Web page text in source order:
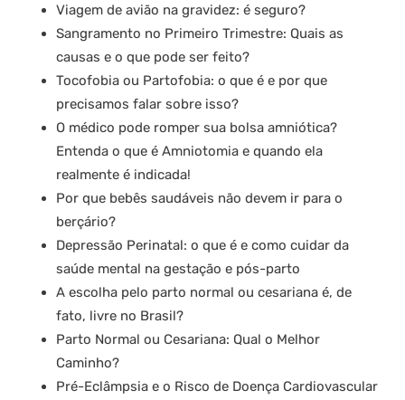
Viagem de avião na gravidez: é seguro?
Sangramento no Primeiro Trimestre: Quais as
causas e o que pode ser feito?
Tocofobia ou Partofobia: o que é e por que
precisamos falar sobre isso?
O médico pode romper sua bolsa amniótica?
Entenda o que é Amniotomia e quando ela
realmente é indicada!
Por que bebês saudáveis não devem ir para o
berçário?
Depressão Perinatal: o que é e como cuidar da
saúde mental na gestação e pós-parto
A escolha pelo parto normal ou cesariana é, de
fato, livre no Brasil?
Parto Normal ou Cesariana: Qual o Melhor
Caminho?
Pré-Eclâmpsia e o Risco de Doença Cardiovascular